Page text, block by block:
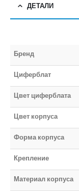
ДЕТАЛИ
Бренд
Циферблат
Цвет циферблата
Цвет корпуса
Форма корпуса
Крепление
Материал корпуса